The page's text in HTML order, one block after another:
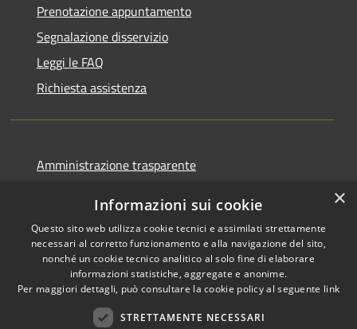
Prenotazione appuntamento
Segnalazione disservizio
Leggi le FAQ
Richiesta assistenza
Amministrazione trasparente
Dichiarazione di accessibilità
Copyright © 2026 • Comune di
×
Informazioni sui cookie
Questo sito web utilizza cookie tecnici e assimilati strettamente
necessari al corretto funzionamento e alla navigazione del sito,
nonché un cookie tecnico analitico al solo fine di elaborare
informazioni statistiche, aggregate e anonime.
Per maggiori dettagli, può consultare la cookie policy al seguente link
STRETTAMENTE NECESSARI